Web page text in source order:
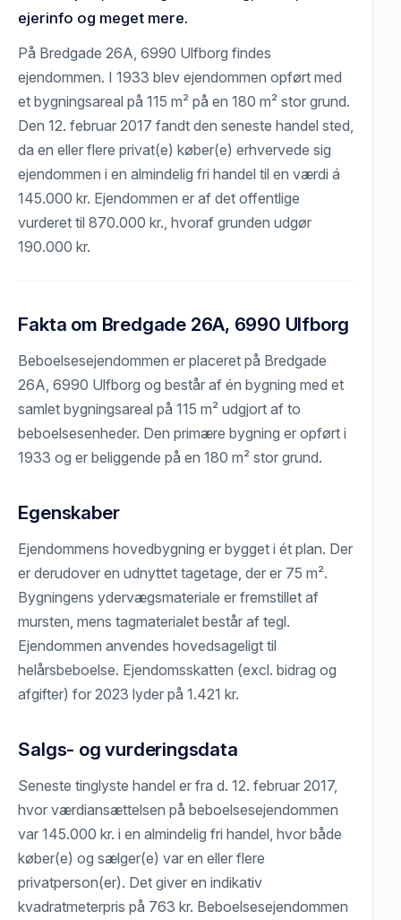
ejerinfo og meget mere.
På Bredgade 26A, 6990 Ulfborg findes
ejendommen. I 1933 blev ejendommen opført med
et bygningsareal på 115 m² på en 180 m² stor grund.
Den 12. februar 2017 fandt den seneste handel sted,
da en eller flere privat(e) køber(e) erhvervede sig
ejendommen i en almindelig fri handel til en værdi á
145.000 kr. Ejendommen er af det offentlige
vurderet til 870.000 kr., hvoraf grunden udgør
190.000 kr.
Fakta om Bredgade 26A, 6990 Ulfborg
Beboelsesejendommen er placeret på Bredgade
26A, 6990 Ulfborg og består af én bygning med et
samlet bygningsareal på 115 m² udgjort af to
beboelsesenheder. Den primære bygning er opført i
1933 og er beliggende på en 180 m² stor grund.
Egenskaber
Ejendommens hovedbygning er bygget i ét plan. Der
er derudover en udnyttet tagetage, der er 75 m².
Bygningens ydervægsmateriale er fremstillet af
mursten, mens tagmaterialet består af tegl.
Ejendommen anvendes hovedsageligt til
helårsbeboelse. Ejendomsskatten (excl. bidrag og
afgifter) for 2023 lyder på 1.421 kr.
Salgs- og vurderingsdata
Seneste tinglyste handel er fra d. 12. februar 2017,
hvor værdiansættelsen på beboelsesejendommen
var 145.000 kr. i en almindelig fri handel, hvor både
køber(e) og sælger(e) var en eller flere
privatperson(er). Det giver en indikativ
kvadratmeterpris på 763 kr. Beboelsesejendommen